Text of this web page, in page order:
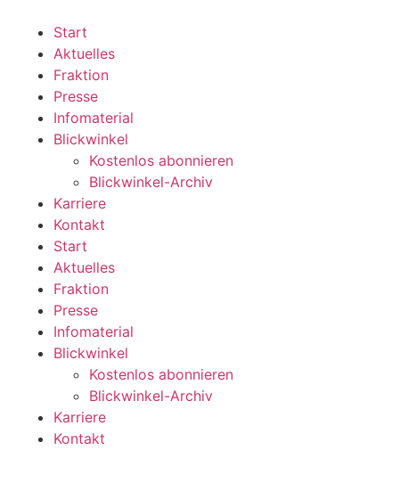
wechseln
Start
Aktuelles
Fraktion
Presse
Infomaterial
Blickwinkel
Kostenlos abonnieren
Blickwinkel-Archiv
Karriere
Kontakt
Start
Aktuelles
Fraktion
Presse
Infomaterial
Blickwinkel
Kostenlos abonnieren
Blickwinkel-Archiv
Karriere
Kontakt